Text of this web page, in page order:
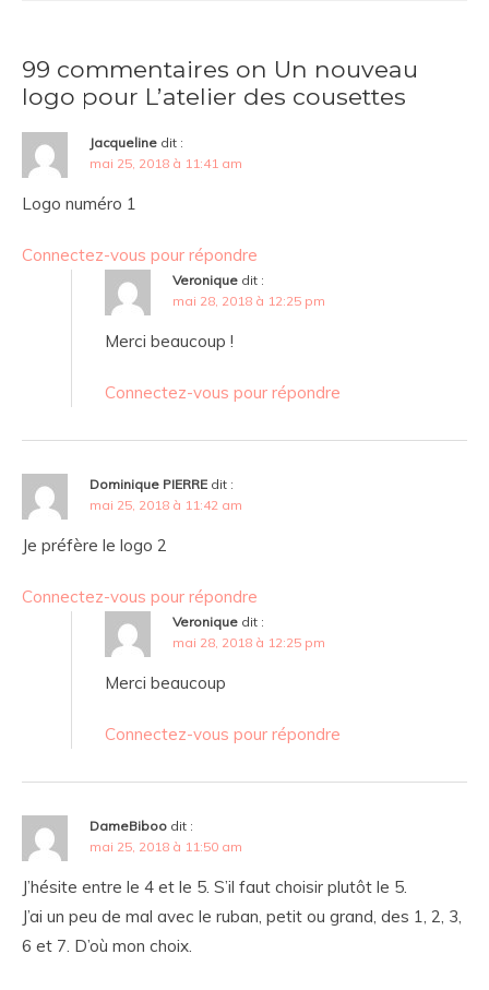
99 commentaires on Un nouveau
logo pour L’atelier des cousettes
Jacqueline dit :
mai 25, 2018 à 11:41 am
Logo numéro 1
Connectez-vous pour répondre
Veronique dit :
mai 28, 2018 à 12:25 pm
Merci beaucoup !
Connectez-vous pour répondre
Dominique PIERRE dit :
mai 25, 2018 à 11:42 am
Je préfère le logo 2
Connectez-vous pour répondre
Veronique dit :
mai 28, 2018 à 12:25 pm
Merci beaucoup
Connectez-vous pour répondre
DameBiboo dit :
mai 25, 2018 à 11:50 am
J’hésite entre le 4 et le 5. S’il faut choisir plutôt le 5.
J’ai un peu de mal avec le ruban, petit ou grand, des 1, 2, 3,
6 et 7. D’où mon choix.